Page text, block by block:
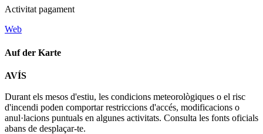
Activitat pagament
Web
Auf der Karte
−
AVÍS
Durant els mesos d'estiu, les condicions meteorològiques o el risc
d'incendi poden comportar restriccions d'accés, modificacions o
anul·lacions puntuals en algunes activitats. Consulta les fonts oficials
abans de desplaçar-te.